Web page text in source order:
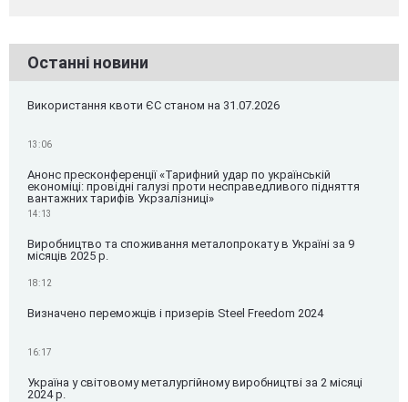
Останні новини
Використання квоти ЄС станом на 31.07.2026
13:06
Анонс пресконференції «Тарифний удар по українській
економіці: провідні галузі проти несправедливого підняття
вантажних тарифів Укрзалізниці»
14:13
Виробництво та споживання металопрокату в Україні за 9
місяців 2025 р.
18:12
Визначено переможців і призерів Steel Freedom 2024
16:17
Україна у світовому металургійному виробництві за 2 місяці
2024 р.